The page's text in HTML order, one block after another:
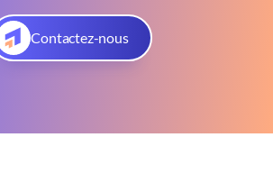
Contactez-nous